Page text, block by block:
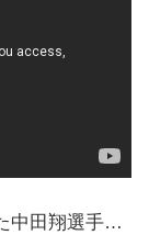
中田翔選手…